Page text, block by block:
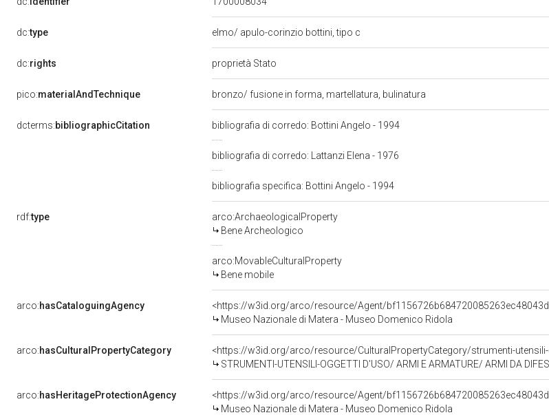
dc:type elmo/ apulo-corinzio bottini, tipo c
dc:rights proprietà Stato
pico:materialAndTechnique bronzo/ fusione in forma, martellatura, bulinatura
dcterms:bibliographicCitation bibliografia di corredo: Bottini Angelo - 1994
bibliografia di corredo: Lattanzi Elena - 1976
bibliografia specifica: Bottini Angelo - 1994
rdf:type
arco:ArchaeologicalProperty
Bene Archeologico
arco:MovableCulturalProperty
Bene mobile
arco:hasCataloguingAgency
<https://w3id.org/arco/resource/Agent/
Museo Nazionale di Matera - Museo Domenico Ridola
arco:hasCulturalPropertyCategory
<https://w3id.org/arco/resource/CulturalPropertyCategory/strumenti-
STRUMENTI-UTENSILI-OGGETTI D'USO/ ARMI E ARMATURE/ ARMI DA
arco:hasHeritageProtectionAgency
<https://w3id.org/arco/resource/Agent/
Museo Nazionale di Matera - Museo Domenico Ridola